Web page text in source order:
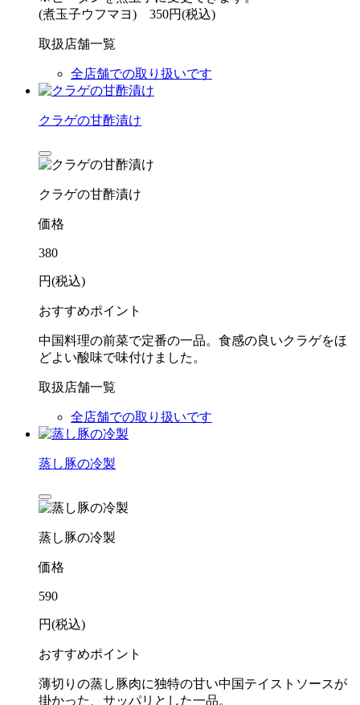
(煮玉子ウフマヨ) 350円(税込)
取扱店舗一覧
全店舗での取り扱いです
クラゲの甘酢漬け
クラゲの甘酢漬け
価格
380
円(税込)
おすすめポイント
中国料理の前菜で定番の一品。食感の良いクラゲをほ
どよい酸味で味付けました。
取扱店舗一覧
全店舗での取り扱いです
蒸し豚の冷製
蒸し豚の冷製
価格
590
円(税込)
おすすめポイント
薄切りの蒸し豚肉に独特の甘い中国テイストソースが
掛かった、サッパリとした一品。